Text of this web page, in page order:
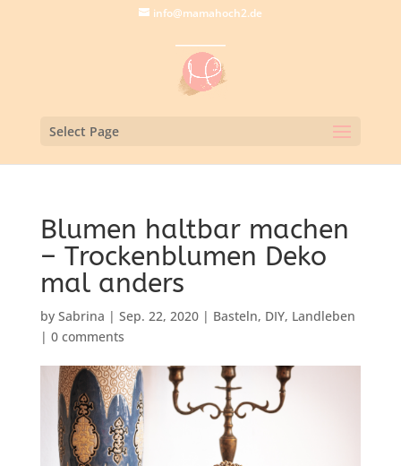
info@mamahoch2.de
Select Page
Blumen haltbar machen
– Trockenblumen Deko
mal anders
by Sabrina | Sep. 22, 2020| Basteln, DIY, Landleben
| 0 comments